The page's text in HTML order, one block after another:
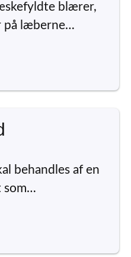
blærer,
på læberne…
behandles af en
som…